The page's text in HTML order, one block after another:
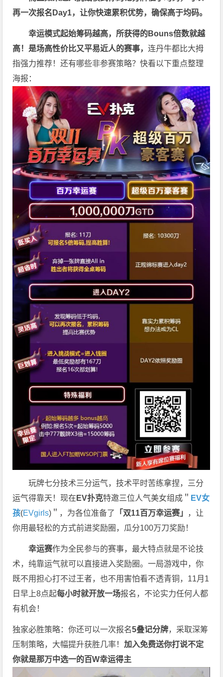
再一次报名Day1，让你快速累积优势，确保高于均码。
幸运模式起始筹码越高，所获得的Bouns倍数就越
高！是场高性价比又平易近人的赛事，连丹牛都比大拇
指强力推荐！还有哪些非参赛策略？快看以下重点整理
海报：
玩牌七分技术三分运气，技术平时苦练拿捏，三分
运气得靠天！现在 EV扑克特邀三位人气美女组成＂ EV女
孩(EVgirls)＂，为各位准备了 「双11百万幸运赛」 ，让
你用最轻松的方式前进奖励圈，瓜分100万刀奖励！
幸运赛作为全民参与的赛事，最大特点就是不论技
术，纯靠运气就可以直接进入奖励圈。一局游戏中，你
既不用担心打不过王者，也不用害怕看不透青铜，11月1
日早上8点起每小时就开放一场报名，不论实力任何人都
有机会！
独家必胜策略：你还可以一次报名5叠记分牌，采取深筹
压制策略，大幅提升获胜几率！加入免费送你打说不定
你就是那万中选一的百W幸运得主